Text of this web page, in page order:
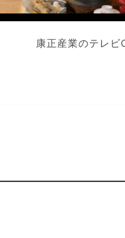
康正産業のテレビ